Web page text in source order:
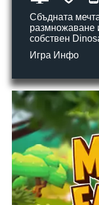
Сбъдната
размножаване
собствен
Игра Инфо